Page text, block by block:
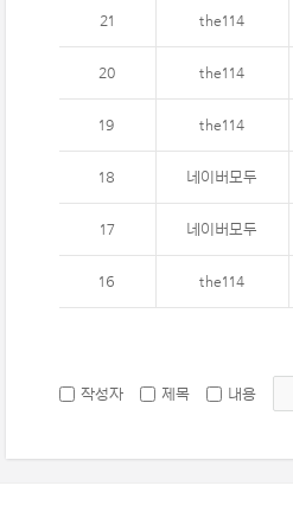
21 the114
20 the114
19 the114
18 네이버모두
17 네이버모두
16 the114
작성자 제목 내용